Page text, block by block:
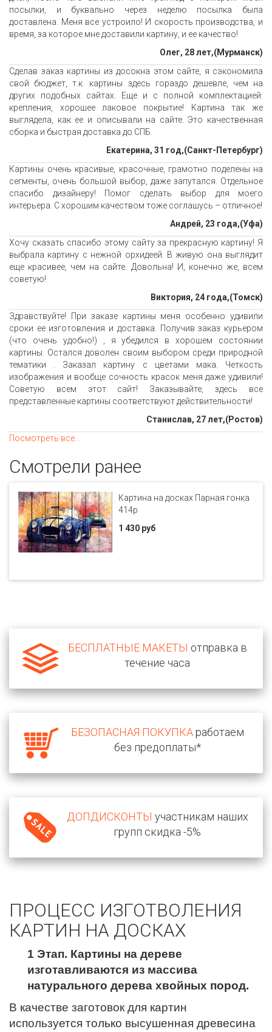
посылки, и буквально через неделю посылка была
доставлена. Меня все устроило! И скорость производства, и
время, за которое мне доставили картину, и ее качество!
Олег, 28 лет,(Мурманск)
Сделав заказ картины из досокна этом сайте, я сэкономила
свой бюджет, т.к. картины здесь гораздо дешевле, чем на
других подобных сайтах. Еще и с полной комплектацией:
крепления, хорошее лаковое покрытие! Картина так же
выглядела, как ее и описывали на сайте. Это качественная
сборка и быстрая доставка до СПБ.
Екатерина, 31 год,(Санкт-Петербург)
Картины очень красивые, красочные, грамотно поделены на
сегменты, очень большой выбор, даже запутался. Отдельное
спасибо дизайнеру! Помог сделать выбор для моего
интерьера. С хорошим качеством тоже соглашусь – отличное!
Андрей, 23 года,(Уфа)
Хочу сказать спасибо этому сайту за прекрасную картину! Я
выбрала картину с нежной орхидеей. В живую она выглядит
еще красивее, чем на сайте. Довольна! И, конечно же, всем
советую!
Виктория, 24 года,(Томск)
Здравствуйте! При заказе картины меня особенно удивили
сроки ее изготовления и доставка. Получив заказ курьером
(что очень удобно!) , я убедился в хорошем состоянии
картины. Остался доволен своим выбором среди природной
тематики . Заказал картину с цветами мака. Четкость
изображения и вообще сочность красок меня даже удивили!
Советую всем этот сайт! Заказывайте, здесь все
представленные картины соответствуют действительности!
Станислав, 27 лет,(Ростов)
Посмотреть все...
Смотрели ранее
Картина на досках Парная гонка
414p
1 430 руб
БЕСПЛАТНЫЕ МАКЕТЫ отправка в
течение часа
БЕЗОПАСНАЯ ПОКУПКАработаем
без предоплаты*
ДОПДИСКОНТЫ участникам наших
групп скидка -5%
ПРОЦЕСС ИЗГОТВОЛЕНИЯ
КАРТИН НА ДОСКАХ
1 Этап. Картины на дереве
изготавливаются из массива
натурального дерева хвойных пород.
В качестве заготовок для картин
используется только высушенная древесина